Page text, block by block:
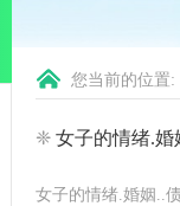
您当前的位置:
❈ 女子的情绪.婚
女子的情绪.婚姻..